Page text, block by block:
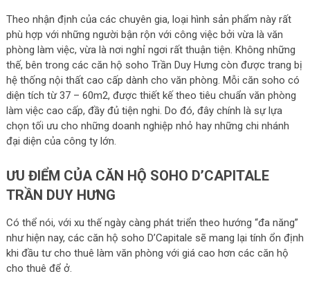
Theo nhận định của các chuyên gia, loại hình sản phẩm này rất
phù hợp với những người bận rộn với công việc bởi vừa là văn
phòng làm việc, vừa là nơi nghỉ ngơi rất thuận tiện. Không những
thế, bên trong các căn hộ soho Trần Duy Hưng còn được trang bị
hệ thống nội thất cao cấp dành cho văn phòng. Mỗi căn soho có
diện tích từ 37 – 60m2, được thiết kế theo tiêu chuẩn văn phòng
làm việc cao cấp, đầy đủ tiện nghi. Do đó, đây chính là sự lựa
chọn tối ưu cho những doanh nghiệp nhỏ hay những chi nhánh
đại diện của công ty lớn.
ƯU ĐIỂM CỦA CĂN HỘ SOHO D’CAPITALE
TRẦN DUY HƯNG
Có thể nói, với xu thế ngày càng phát triển theo hướng “đa năng”
như hiện nay, các căn hộ soho D’Capitale sẽ mang lại tính ổn định
khi đầu tư cho thuê làm văn phòng với giá cao hơn các căn hộ
cho thuê để ở.